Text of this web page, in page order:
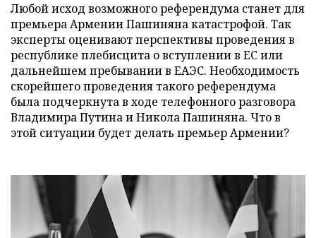
Любой исход возможного референдума станет для
премьера Армении Пашиняна катастрофой. Так
эксперты оценивают перспективы проведения в
республике плебисцита о вступлении в ЕС или
дальнейшем пребывании в ЕАЭС. Необходимость
скорейшего проведения такого референдума
была подчеркнута в ходе телефонного разговора
Владимира Путина и Никола Пашиняна. Что в
этой ситуации будет делать премьер Армении?